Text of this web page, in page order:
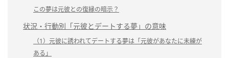
この夢は元彼との復縁の暗示？
状況・行動別「元彼とデートする夢」の意味
（1）元彼に誘われてデートする夢は「元彼があなたに未練が
ある」